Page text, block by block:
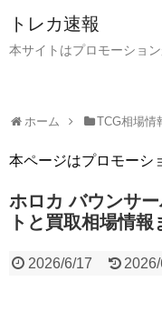
トレカ速報
本サイトはプロモーショ
ホーム TCG相場情
本ページはプロモーシ
ホロカ バウンサ
トと買取相場情報
2026/6/17